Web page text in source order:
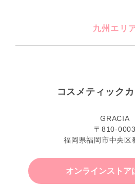
九州エリ
コスメティック
GRACIA
〒810-0003
福岡県福岡市中央区
オンラインストア